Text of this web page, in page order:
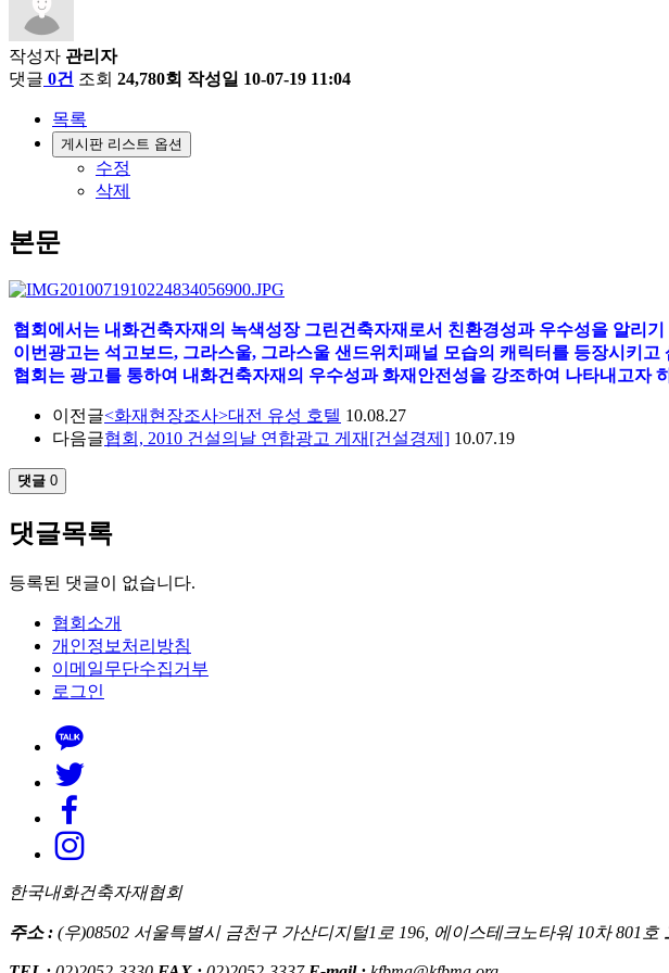
작성자 관리자
댓글 0건 조회 24,780회 작성일 10-07-19 11:04
목록
게시판 리스트 옵션
수정
삭제
본문
협회에서는 내화건축자재의 녹색성장 그린건축자재로서 친환경성과 우수성을 알리
이번광고는 석고보드, 그라스울, 그라스울 샌드위치패널 모습의 캐릭터를 등장시키
협회는 광고를 통하여 내화건축자재의 우수성과 화재안전성을 강조하여 나타내고자
이전글<화재현장조사>대전 유성 호텔 10.08.27
다음글협회, 2010 건설의날 연합광고 게재[건설경제] 10.07.19
댓글 0
댓글목록
등록된 댓글이 없습니다.
협회소개
개인정보처리방침
이메일무단수집거부
로그인
한국내화건축자재협회
주소 : (우)08502 서울특별시 금천구 가산디지털1로 196, 에이스테크노타워 10차 801호